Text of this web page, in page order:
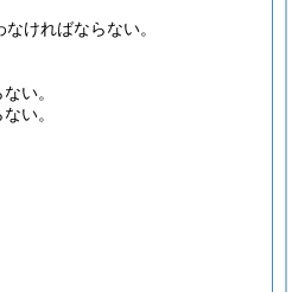
ければならない。
い。
い。